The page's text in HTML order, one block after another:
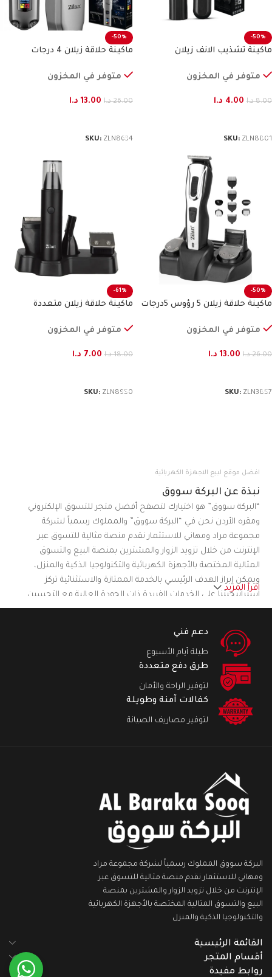
-50%
ماكينة تشذيب الانف زيلان
متوفر في المخزون
8.00 د.ا 4.00 د.ا
SKU: ZLN8801
-50%
ماكينة حلاقة زيلان 4 درجات
متوفر في المخزون
26.00 د.ا 13.00 د.ا
SKU: ZLN8634
-50%
ماكينة حلاقة زيلان 5 رؤوس 5درجات
متوفر في المخزون
26.00 د.ا 13.00 د.ا
SKU: ZLN3857
-61%
ماكينة حلاقة زيلان متعددة
متوفر في المخزون
18.00 د.ا 7.00 د.ا
SKU: ZLN8950
افضل موقع لبيع الاجهزة الكهربائية
نبذة عن البركة سووق
“البركة سووق” هو اختيارك لتصفح أفضل متجر للتسوق الإلكتروني
ومقره الأردن نحن في “البركة سووق” والمملوك رسمياً لشركة
مجموعة مراد ومهاني للاستثمار نقدم منصة مثالية للتسوق عبر
الإنترنت من خلال تزويد الزوار والمشترين بمنصة البيع والتسوق
المثالية المختصة بالأجهزة الكهربائية والتكنولوجيا الذكية والمنزل،
ويمكن إبراز الهدف الرئيسي بالخدمة الممتازة والاستثنائية تركز
استراتيجيتنا على الخدمات الفريدة ذات الجودة العالية مع التحسين
المستمر لتلبية احتياجات ورغبات العملاء المختلفة من خلال تقديم
مباشرة في تصنيفات مختلفة مما يجعل موقعنا على شبكة الإنترنت
منصة للتسوق تركز على راحة العملاء.نسعى في “البركة سووق” لأن
نكون منصة التسوق الرائدة والمميزة في الأردن
اقرأ المزيد
دعم فني
طيلة أيام الأسبوع
طرق دفع متعددة
لتوفير الراحة والأمان
كفالات آمنة وطويلة
لتوفير مصاريف الصيانة
البركة سووق المملوك رسمياً لشركة مجموعة مراد
ومهاني للاستثمار نقدم منصة مثالية للتسوق عبر
الإنترنت من خلال تزويد الزوار والمشترين بمنصة
البيع والتسوق المثالية المختصة بالأجهزة الكهربائية
والتكنولوجيا الذكية والمنزل
القائمة الرئيسية
أقسام المتجر
روابط مفيدة